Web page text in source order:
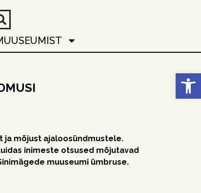
ja mõjust ajaloosündmustele.
inimeste otsused mõjutavad
muuseumi ümbruse.